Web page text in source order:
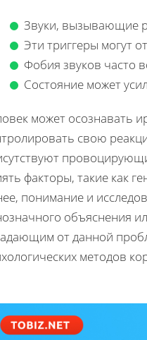
Звуки, вызывающие
Эти триггеры могут
Фобия звуков часто
Состояние может
может осознавать
свою
факторы, такие как
понимание и
объяснения
от данной
методов